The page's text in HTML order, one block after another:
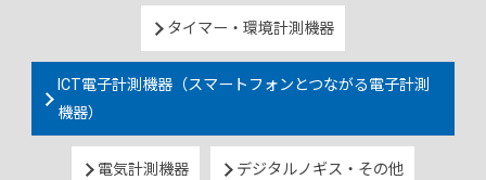
タイマー・環境計測機器
ICT電子計測機器（スマートフォンとつながる電子計測
機器）
電気計測機器 デジタルノギス・その他